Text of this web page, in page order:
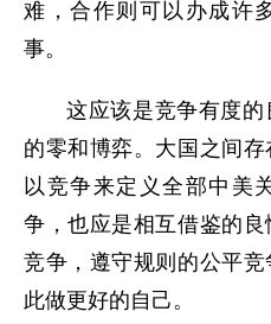
难，合作则可以办成许
事。
这应该是竞争有度
的零和博弈。大国之间
以竞争来定义全部中美
争，也应是相互借鉴的
竞争，遵守规则的公平
此做更好的自己。